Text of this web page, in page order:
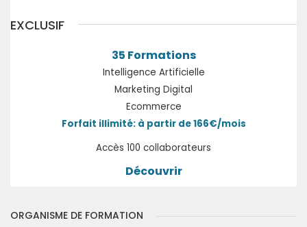
EXCLUSIF
35 Formations
Intelligence Artificielle
Marketing Digital
Ecommerce
Forfait illimité: à partir de 166€/mois
Accès 100 collaborateurs
Découvrir
ORGANISME DE FORMATION